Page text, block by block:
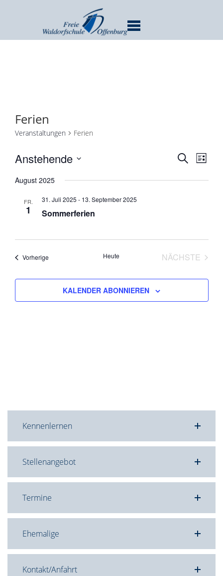
Ferien
Veranstaltungen Ferien
und
SUCHELISTE
Anstehende
August 2025
FR.
1
31. Juli 2025 - 13. September 2025
Sommerferien
VorherigeVeranstaltungen Heute
NÄCHSTE
KALENDER ABONNIEREN
Kennenlernen
Stellenangebot
Termine
Ehemalige
Kontakt/Anfahrt